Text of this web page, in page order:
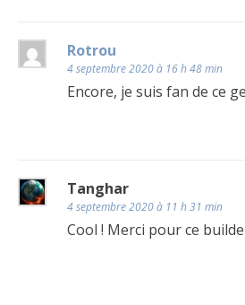
Rotrou
4 septembre 2020 à 16 h 48 min
Encore, je suis fan de ce
Tanghar
4 septembre 2020 à 11 h 31 min
Cool ! Merci pour ce